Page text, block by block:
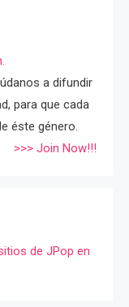
a difundir
para que cada
éste género.
>>> Join Now!!!